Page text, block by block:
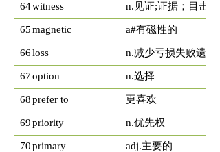
64witness n.见证;证据；目击者
65magnetic a#有磁性的
66loss n.减少亏损失败遗失
67option n.选择
68prefer to 更喜欢
69priority n.优先权
70primary adj.主要的